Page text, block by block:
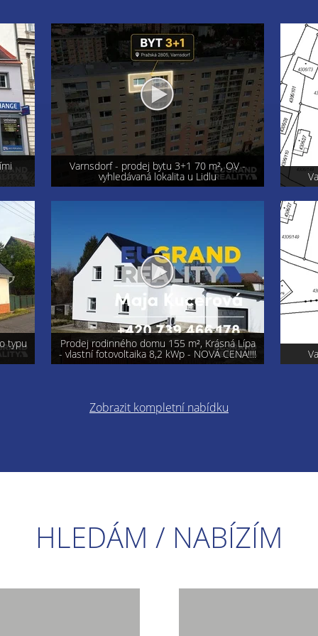
-
Lípa
Varnsdorf - prodej pozemku 800 m²
Varnsdorf - prodej pozemku 740 m²
Zobrazit kompletní nabídku
HLEDÁM / NABÍZÍM